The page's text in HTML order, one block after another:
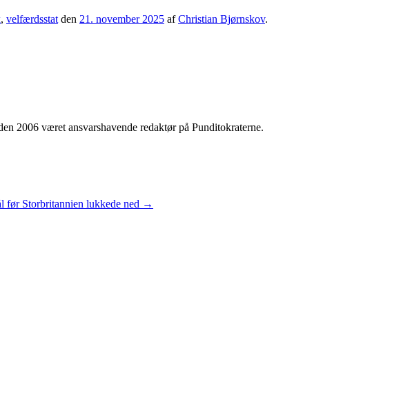
, velfærdsstat den 21. november 2025 afChristian Bjørnskov.
2006 været ansvarshavende redaktør på Punditokraterne.
før Storbritannien lukkede ned →